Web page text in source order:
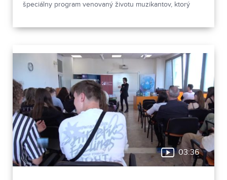
špeciálny program venovaný životu muzikantov, ktorý
03:36